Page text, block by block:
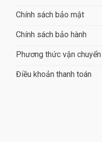
Chính sách bảo mật
Chính sách bảo hành
Phương thức vận chuyển
Điều khoản thanh toán